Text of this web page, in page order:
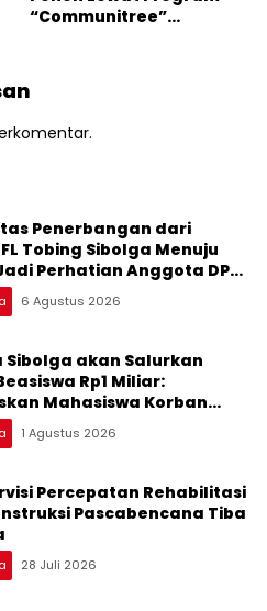
“Communitree”
Penerbangan dari
Tobing Sibolga Menuju
Perhatian Anggota DPR
Lokot Nasution
6 Agustus 2026
Sibolga akan Salurkan
Rp1 Miliar:
Mahasiswa Korban
1 Agustus 2026
Percepatan Rehabilitasi
Pascabencana Tiba
28 Juli 2026